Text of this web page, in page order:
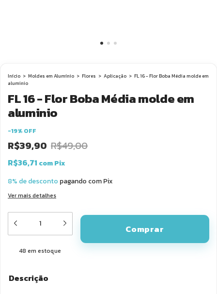
Início > Moldes em Alumínio > Flores > Aplicação > FL 16 - Flor Boba Média molde em
aluminio
FL 16 - Flor Boba Média molde em
aluminio
-19% OFF
R$39,90 R$49,00
R$36,71 comPix
8% de desconto pagando com Pix
Ver mais detalhes
48 em estoque
Descrição